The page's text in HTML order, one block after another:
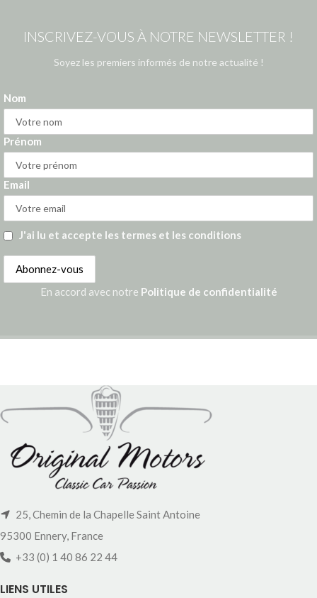
INSCRIVEZ-VOUS À NOTRE NEWSLETTER !
Soyez les premiers informés de notre actualité !
Nom
Prénom
Email
J'ai lu et accepte les termes et les conditions
En accord avec notre Politique de confidentialité
25, Chemin de la Chapelle Saint Antoine
95300 Ennery, France
+33 (0) 1 40 86 22 44
LIENS UTILES